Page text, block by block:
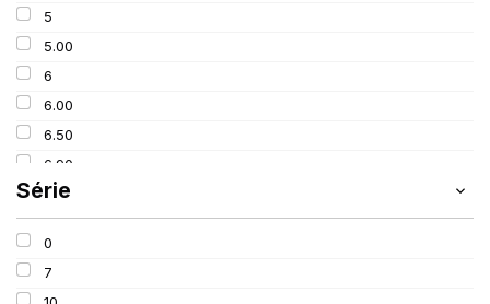
5
5.00
6
6.00
6.50
6.90
7
7.50
8.15
8.25
Série
0
7